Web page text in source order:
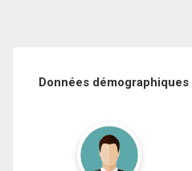
Données démographiques